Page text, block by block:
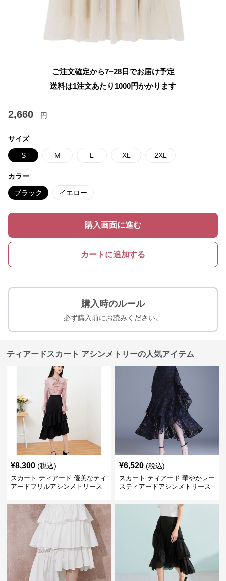
ご注文確定から7~28日でお届け予定
送料は1注文あたり 1000円かかります
2,660 円
サイズ
S M L XL 2XL
カラー
ブラック イエロー
購入画面に進む
カートに追加する
購入時のルール
必ず購入前にお読みください。
ティアードスカート アシンメトリーの人気アイテム
¥8,300 (税込)
スカート ティアード 優美なティ
アードフリルアシンメトリース
¥6,520 (税込)
スカート ティアード 華やかレー
スティアードアシンメトリース